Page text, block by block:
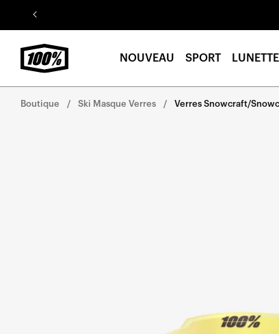
Aller au
contenu
NOUVEAU SPORT
Boutique Ski Masque Verres Verres Snowcraft/